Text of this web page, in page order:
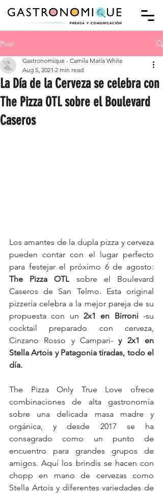
Post
La Día de la Cerveza se celebra con
The Pizza OTL sobre el Boulevard
Caseros
Gastronomique - Camila María White
Aug 5, 2021 2 min read
Los amantes de la dupla pizza y cerveza
pueden contar con el lugar perfecto
The Pizza OTL sobre el Boulevard
Caseros de San Telmo. Esta original
pizzería celebra a la mejor pareja de su
propuesta con un 2x1 en Birroni -su
cocktail preparado con cerveza,
Cinzano Rosso y Campari- y 2x1 en
Stella Artois y Patagonia tiradas, todo el
día.
The Pizza Only True Love ofrece
combinaciones de alta gastronomía
sobre una delicada masa madre y
orgánica, y desde 2017 se ha
consagrado como un punto de
encuentro para grandes grupos de
amigos. Aquí los brindis se hacen con
chopp en mano de cervezas como
Stella Artois y diferentes variedades de